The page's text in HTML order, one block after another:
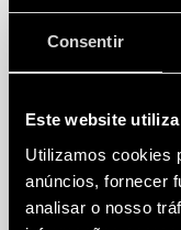
Consentir
Este website
Utilizamos cookies
anúncios, fornecer
analisar o nosso